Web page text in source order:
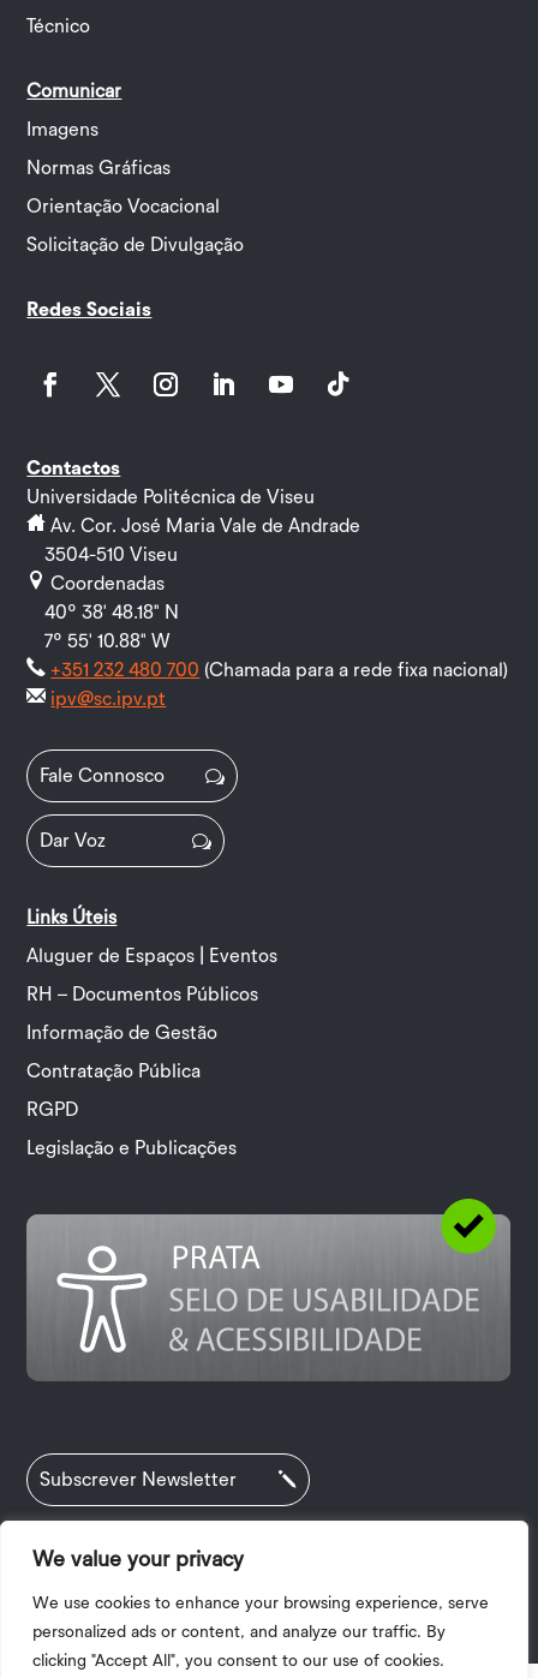
We value your privacy
We use cookies to enhance your browsing experience, serve
personalized ads or content, and analyze our traffic. By
clicking "Accept All", you consent to our use of cookies.
Técnico
Comunicar
Imagens
Normas Gráficas
Orientação Vocacional
Solicitação de Divulgação
Redes Sociais
Contactos
Universidade Politécnica de Viseu
Av. Cor. José Maria Vale de Andrade
3504-510 Viseu
Coordenadas
40º 38' 48.18" N
7º 55' 10.88" W
+351 232 480 700 (Chamada para a rede fixa nacional)
ipv@sc.ipv.pt
Fale Connosco
Dar Voz
Links Úteis
Aluguer de Espaços | Eventos
RH – Documentos Públicos
Informação de Gestão
Contratação Pública
RGPD
Legislação e Publicações
Subscrever Newsletter
| 2025 © Copyright I.P.V.